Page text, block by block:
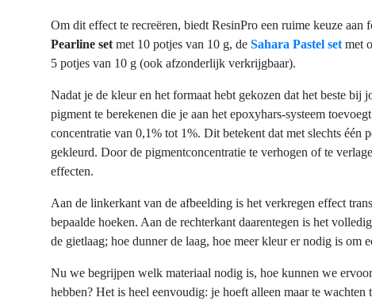
Om dit effect te recreëren, biedt ResinPro een ruime keuze
Pearline set met 10 potjes van 10 g, de Sahara Pastel set met
5 potjes van 10 g (ook afzonderlijk verkrijgbaar).
Nadat je de kleur en het formaat hebt gekozen dat het beste
pigment te berekenen die je aan het epoxyhars-systeem
concentratie van 0,1% tot 1%. Dit betekent dat met slechts één
gekleurd. Door de pigmentconcentratie te verhogen of te
effecten.
Aan de linkerkant van de afbeelding is het verkregen effect
bepaalde hoeken. Aan de rechterkant daarentegen is het
de gietlaag; hoe dunner de laag, hoe meer kleur er nodig is om
Nu we begrijpen welk materiaal nodig is, hoe kunnen we
hebben? Het is heel eenvoudig: je hoeft alleen maar te wachten